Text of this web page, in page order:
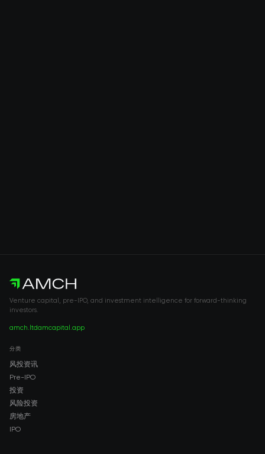
Venture capital, pre-IPO, and investment intelligence for forward-thinking
investors.
amch.ltdamcapital.app
分类
风投资讯
Pre-IPO
投资
风险投资
房地产
IPO